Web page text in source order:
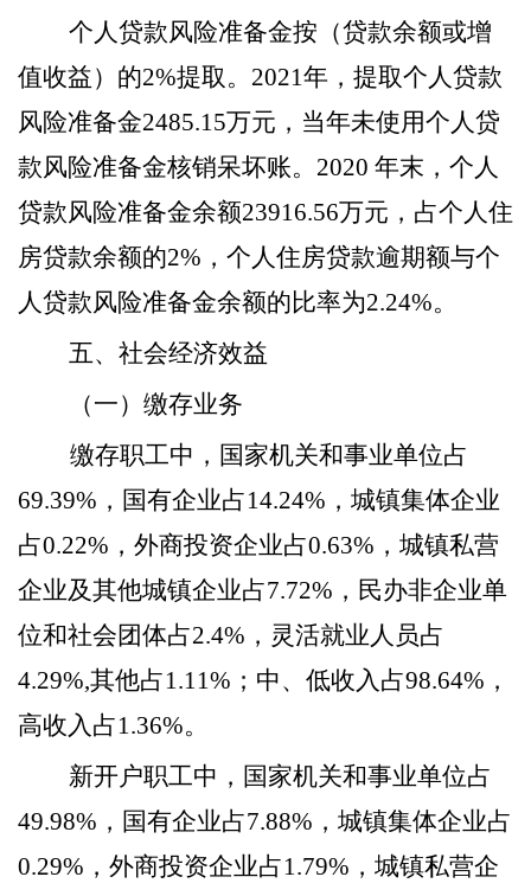
个人贷款风险准备金按（贷款余额或增
值收益）的2%提取。2021年，提取个人贷款
风险准备金2485.15万元，当年未使用个人贷
款风险准备金核销呆坏账。2020 年末，个人
贷款风险准备金余额23916.56万元，占个人住
房贷款余额的2%，个人住房贷款逾期额与个
人贷款风险准备金余额的比率为2.24%。
五、社会经济效益
（一）缴存业务
缴存职工中，国家机关和事业单位占
69.39%，国有企业占14.24%，城镇集体企业
占0.22%，外商投资企业占0.63%，城镇私营
企业及其他城镇企业占7.72%，民办非企业单
位和社会团体占2.4%，灵活就业人员占
4.29%,其他占1.11%；中、低收入占98.64%，
高收入占1.36%。
新开户职工中，国家机关和事业单位占
49.98%，国有企业占7.88%，城镇集体企业占
0.29%，外商投资企业占1.79%，城镇私营企